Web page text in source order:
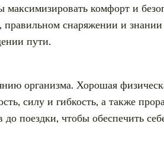
комфорт и
снаряжении и
пути.
организма. Хорошая
силу и гибкость, а также
поездки, чтобы обеспечить